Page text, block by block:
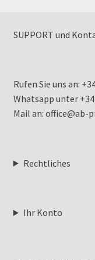
SUPPORT und
Rufen Sie uns an:
Whatsapp unter +34
Mail an: office@ab-
Rechtliches
Ihr Konto